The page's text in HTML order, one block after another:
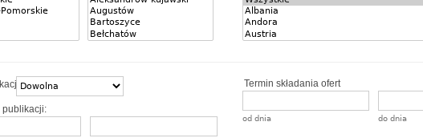
publikacji:
Termin składania ofert
od dnia do dnia